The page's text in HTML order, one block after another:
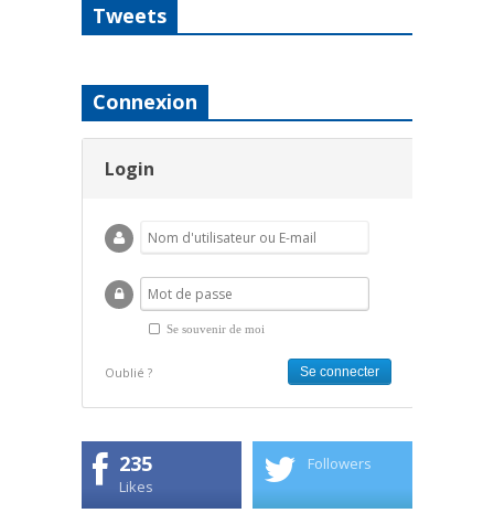
Tweets
Connexion
Login
Se souvenir de moi
Oublié ?
235
Likes
Followers